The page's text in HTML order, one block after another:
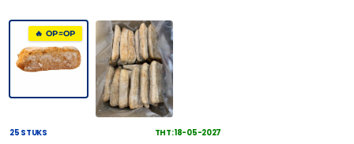
🔥 OP=OP
25 STUKS THT: 18-05-2027